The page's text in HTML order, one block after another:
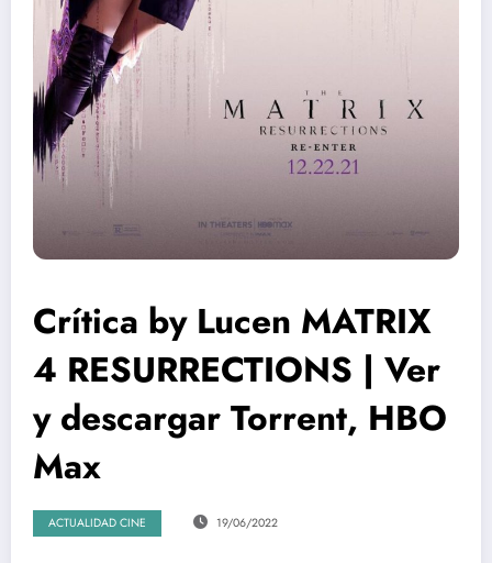
Crítica by Lucen MATRIX
4 RESURRECTIONS | Ver
y descargar Torrent, HBO
Max
ACTUALIDAD CINE 19/06/2022